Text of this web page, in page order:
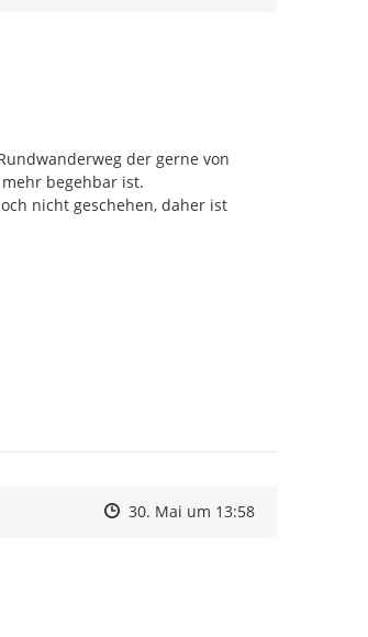
der gerne von
begehbar ist.
nicht geschehen, daher ist
Zeitpunkt des Erstellens
Zeitpunkt des Erstellens
30. Mai um 13:58Zur Äußerung